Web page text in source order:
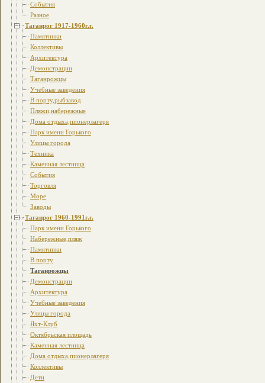
События
Разное
Таганрог 1917-1960г.г.
Памятники
Коллективы
Архитектура
Демонстрации
Таганрожцы
Учебные заведения
В порту,рыбзавод
Пляжи,набережные
Дома отдыха,пионерлагеря
Парк имени Горького
Улицы города
Техника
Каменная лестница
События
Торговля
Море
Заводы
Таганрог 1960-1991г.г.
Парк имени Горького
Набережные,пляж
Памятники
В порту
Таганрожцы
Демонстрации
Архитектура
Учебные заведения
Улицы города
Яхт-Клуб
Октябрьская площадь
Каменная лестница
Дома отдыха,пионерлагеря
Коллективы
Дети